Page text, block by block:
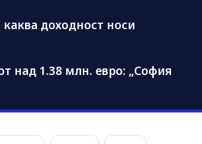
доходност носи
над 1.38 млн. евро: „София